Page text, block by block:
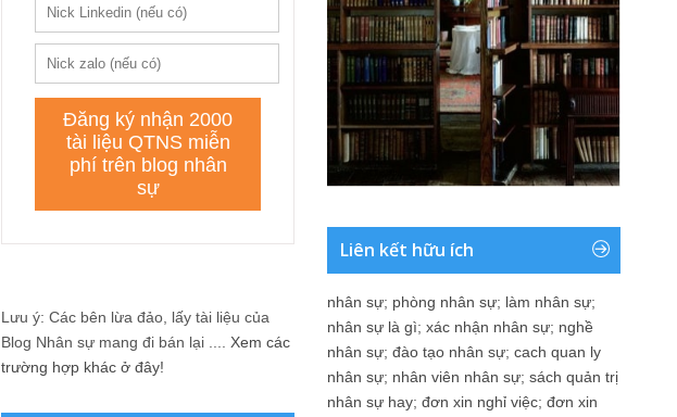
Lưu ý: Các bên lừa đảo, lấy tài liệu của
Blog Nhân sự mang đi bán lại .... Xem các
trường hợp khác ở đây!
Liên kết hữu ích
nhân sự; phòng nhân sự; làm nhân sự;
nhân sự là gì; xác nhận nhân sự; nghề
nhân sự; đào tạo nhân sự; cach quan ly
nhân sự; nhân viên nhân sự; sách quản trị
nhân sự hay; đơn xin nghỉ việc; đơn xin